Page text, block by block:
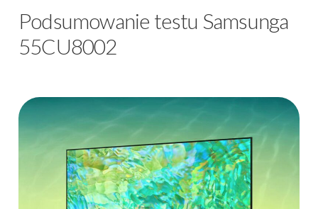
Podsumowanie testu Samsunga
55CU8002